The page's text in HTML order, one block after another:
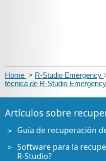
Home > R-Studio Emergency
técnica de R-Studio Emergency
Artículos sobre
Guía de recuperación
Software para la
R-Studio?